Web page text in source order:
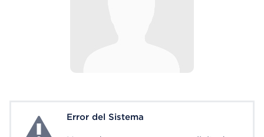
System ErrorError del Sistema